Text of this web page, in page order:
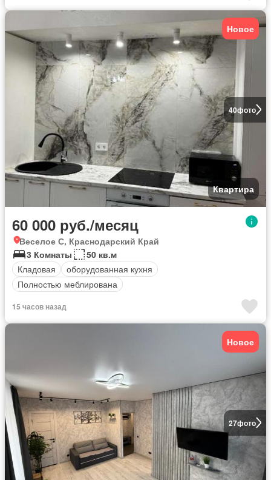
40фото
Новое
Квартира
60 000 руб./месяц
Веселое С, Краснодарский Край
3 Комнаты
50 кв.м
Кладовая
оборудованная кухня
Полностью меблирована
15 часов назад
27фото
Новое